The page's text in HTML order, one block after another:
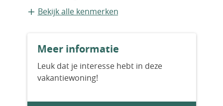
woningen uitgerust met keuken-, badkamer-
airconditioning. ECN-00119
Appartement
Bestaande bouw
Bouwjaar
Bekijk alle kenmerken
Meer informatie
Leuk dat je interesse hebt in deze
vakantiewoning!